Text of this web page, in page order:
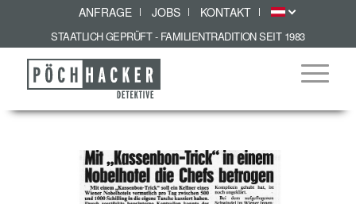
ANFRAGE JOBS KONTAKT
STAATLICH GEPRÜFT - FAMILIENTRADITION SEIT 1983